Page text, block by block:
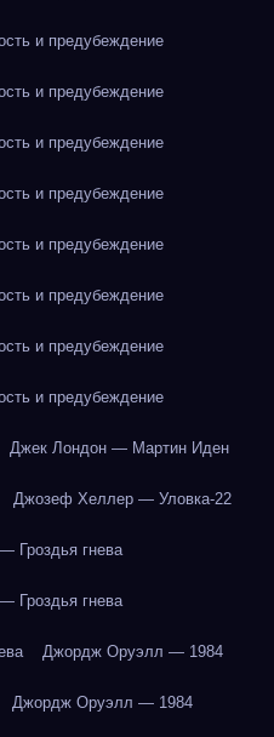
и предубеждение
и предубеждение
и предубеждение
и предубеждение
и предубеждение
и предубеждение
и предубеждение
и предубеждение
Джек Лондон — Мартин Иден
Джозеф Хеллер — Уловка-22
Гроздья гнева
Гроздья гнева
Джордж Оруэлл — 1984
Джордж Оруэлл — 1984